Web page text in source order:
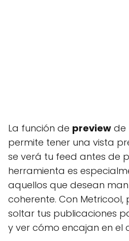
La función de preview de
permite tener una vista
se verá tu feed antes de
herramienta es
aquellos que desean
coherente. Con
soltar tus publicaciones
y ver cómo encajan en el